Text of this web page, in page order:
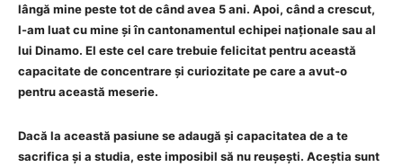
lângă mine peste tot de când avea 5 ani. Apoi, când a crescut,
l-am luat cu mine și în cantonamentul echipei naționale sau al
lui Dinamo. El este cel care trebuie felicitat pentru această
capacitate de concentrare și curiozitate pe care a avut-o
pentru această meserie.
Dacă la această pasiune se adaugă și capacitatea de a te
sacrifica și a studia, este imposibil să nu reușești. Aceștia sunt